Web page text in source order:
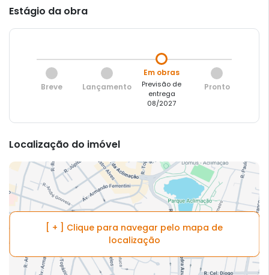
Estágio da obra
Breve Lançamento
Em obras
Previsão de
entrega
08/2027
Pronto
Localização do imóvel
[ + ] Clique para navegar pelo mapa de
localização